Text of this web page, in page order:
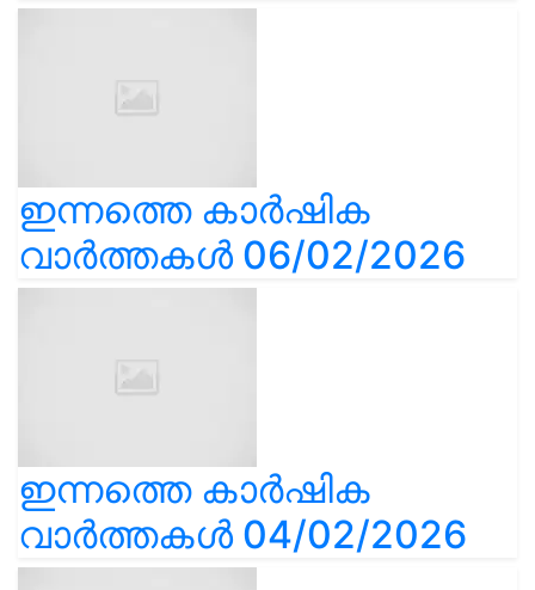
ഇന്നത്തെ കാർഷിക
വാർത്തകൾ 06/02/2026
ഇന്നത്തെ കാർഷിക
വാർത്തകൾ 04/02/2026